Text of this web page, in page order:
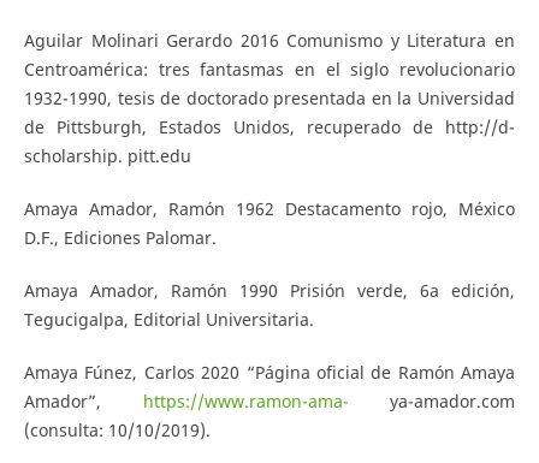
Aguilar Molinari Gerardo 2016 Comunismo y Literatura en
Centroamérica: tres fantasmas en el siglo revolucionario
1932-1990, tesis de doctorado presentada en la Universidad
de Pittsburgh, Estados Unidos, recuperado de http://d-
scholarship. pitt.edu
Amaya Amador, Ramón 1962 Destacamento rojo, México
D.F., Ediciones Palomar.
Amaya Amador, Ramón 1990 Prisión verde, 6a edición,
Tegucigalpa, Editorial Universitaria.
Amaya Fúnez, Carlos 2020 “Página oficial de Ramón Amaya
Amador”, https://www.ramon-ama- ya-amador.com
(consulta: 10/10/2019).